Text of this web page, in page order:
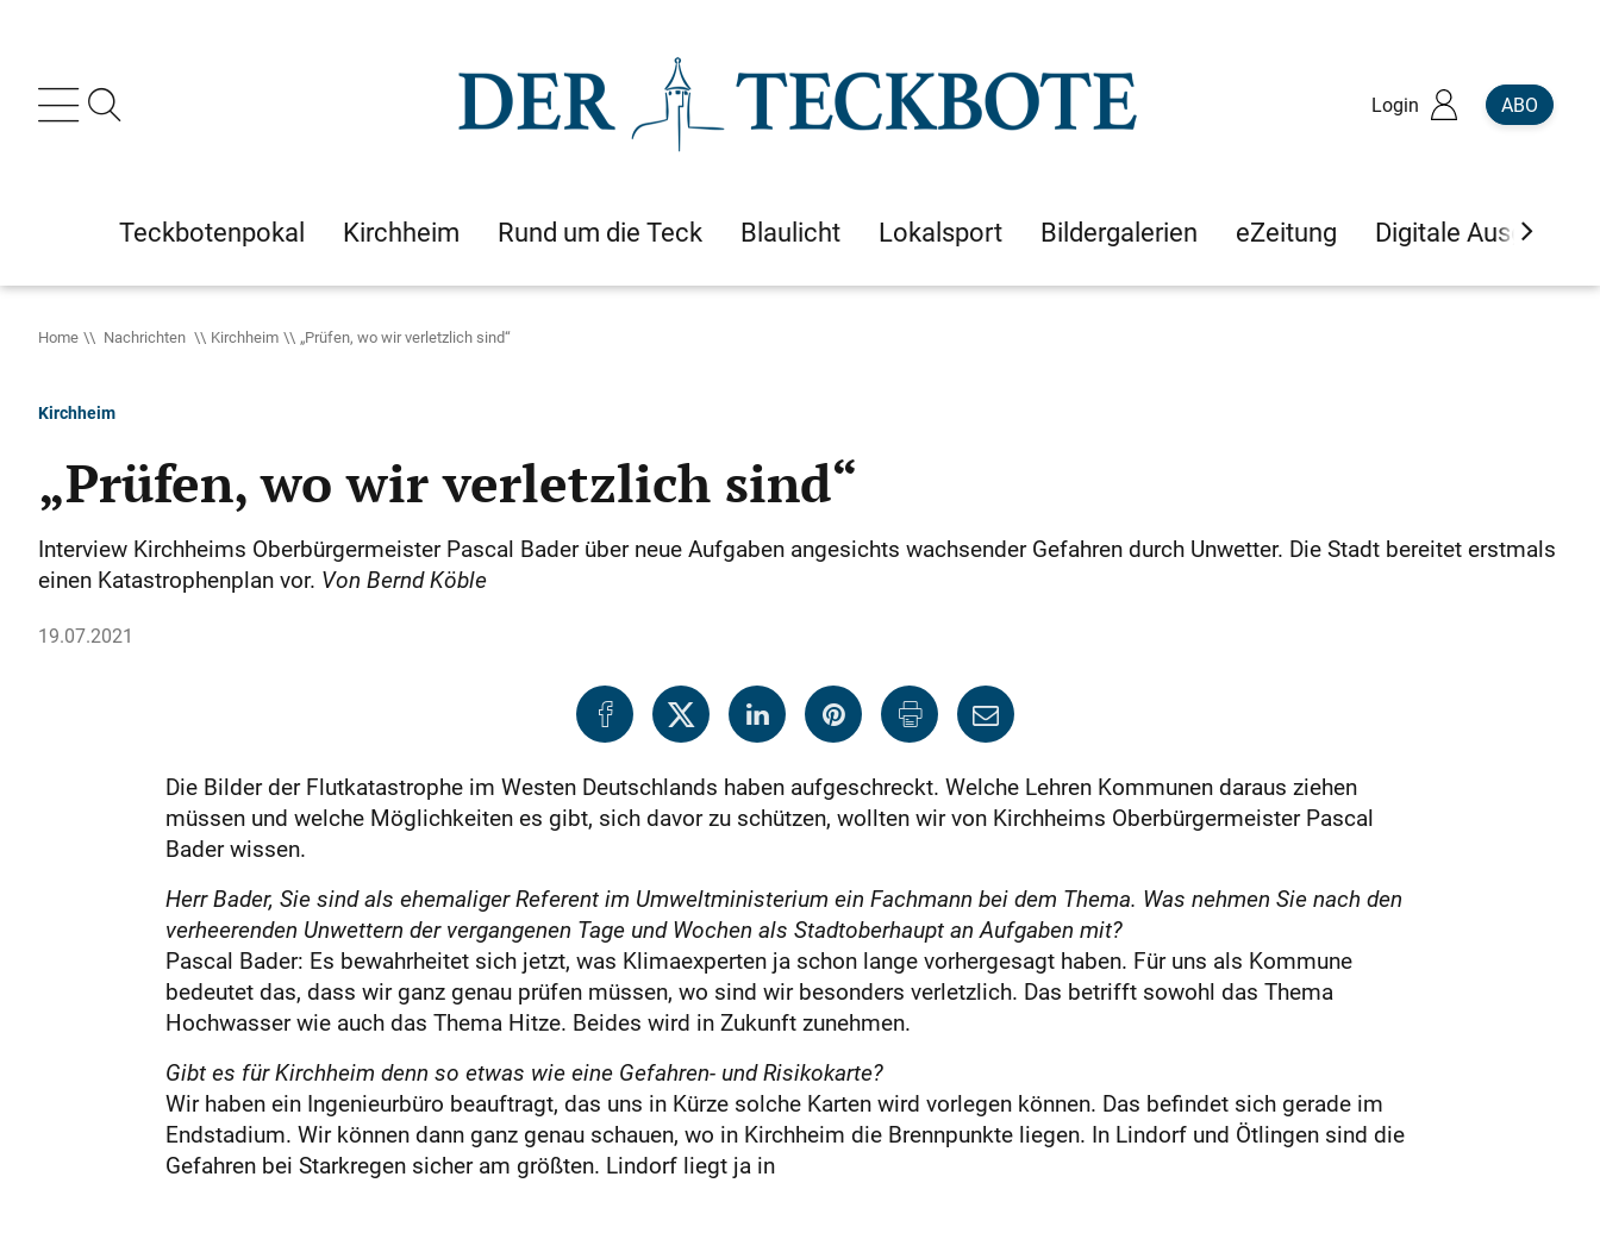
Login ABO
Teckbotenpokal Kirchheim Rund um die Teck Blaulicht Lokalsport Bildergalerien eZeitung Digitale Ausgaben
Home Nachrichten Kirchheim „Prüfen, wo wir verletzlich sind“
Kirchheim
„Prüfen, wo wir verletzlich sind“
Interview Kirchheims Oberbürgermeister Pascal Bader über neue Aufgaben angesichts wachsender Gefahren durch Unwetter. Die Stadt bereitet erstmals
einen Katastrophenplan vor. Von Bernd Köble
19.07.2021
Die Bilder der Flutkatastrophe im Westen Deutschlands haben aufgeschreckt. Welche Lehren Kommunen daraus ziehen
müssen und welche Möglichkeiten es gibt, sich davor zu schützen, wollten wir von Kirchheims Oberbürgermeister Pascal
Bader wissen.
Herr Bader, Sie sind als ehemaliger Referent im Umweltministerium ein Fachmann bei dem Thema. Was nehmen Sie nach den
verheerenden Unwettern der vergangenen Tage und Wochen als Stadtoberhaupt an Aufgaben mit?
Pascal Bader: Es bewahrheitet sich jetzt, was Klimaexperten ja schon lange vorhergesagt haben. Für uns als Kommune
bedeutet das, dass wir ganz genau prüfen müssen, wo sind wir besonders verletzlich. Das betrifft sowohl das Thema
Hochwasser wie auch das Thema Hitze. Beides wird in Zukunft zunehmen.
Gibt es für Kirchheim denn so etwas wie eine Gefahren- und Risikokarte?
Wir haben ein Ingenieurbüro beauftragt, das uns in Kürze solche Karten wird vorlegen können. Das befindet sich gerade im
Endstadium. Wir können dann ganz genau schauen, wo in Kirchheim die Brennpunkte liegen. In Lindorf und Ötlingen sind die
Gefahren bei Starkregen sicher am größten. Lindorf liegt ja in